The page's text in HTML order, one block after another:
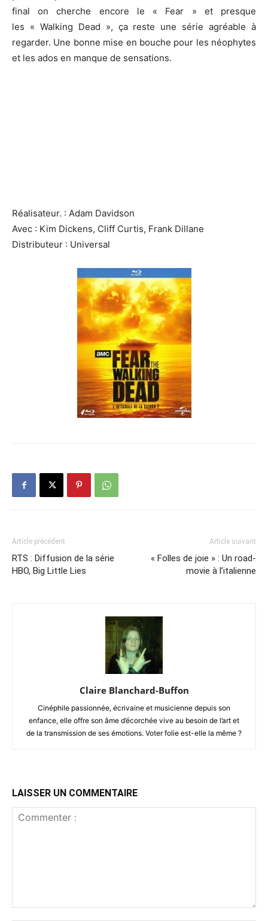
final on cherche encore le « Fear » et presque
les « Walking Dead », ça reste une série agréable à
regarder. Une bonne mise en bouche pour les néophytes
et les ados en manque de sensations.
Réalisateur. : Adam Davidson
Avec : Kim Dickens, Cliff Curtis, Frank Dillane
Distributeur : Universal
Article précédent
RTS : Diffusion de la série
HBO, Big Little Lies
Article suivant
« Folles de joie » : Un road-
movie à l’italienne
Claire Blanchard-Buffon
Cinéphile passionnée, écrivaine et musicienne depuis son
enfance, elle offre son âme d’écorchée vive au besoin de l’art et
de la transmission de ses émotions. Voter folie est-elle la même ?
LAISSER UN COMMENTAIRE